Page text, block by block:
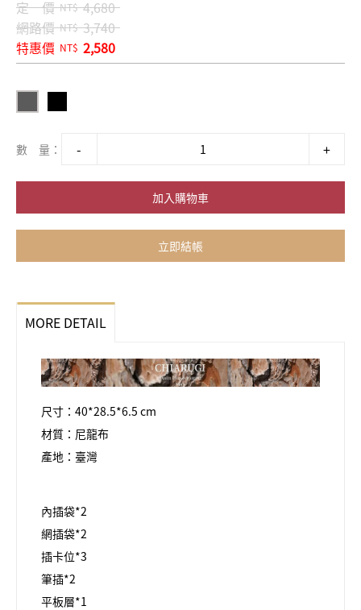
定 價 NT$ 4,680
網路價 NT$ 3,740
特惠價 NT$ 2,580
數 量：
加入購物車
立即結帳
MORE DETAIL
尺寸：40*28.5*6.5 cm
材質：尼龍布
產地：臺灣
內插袋*2
網插袋*2
插卡位*3
筆插*2
平板層*1